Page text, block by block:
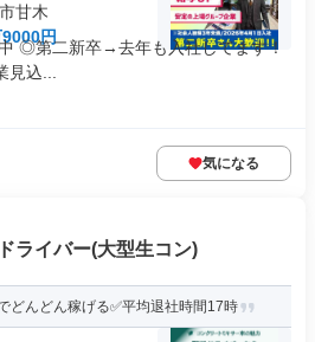
甘木
円
◎第二新卒→去年も入社してます！
込...
気になる
ライバー(大型生コン)
どんどん稼げる✅平均退社時間17時